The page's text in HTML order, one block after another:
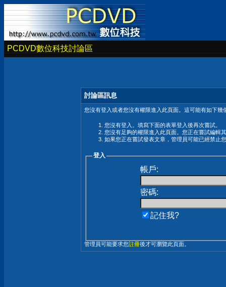
PCDVD數位科技討論區
討論區訊息
您沒有登入或者您沒有權限進入此頁面。這可能有如下幾
您沒有登入。填寫下面的表單登入後再次嘗試。
您沒有足夠的權限進入此頁面。您正在嘗試編輯
如果您正在嘗試發表文章，管理員可能已經禁止
登入
帳戶:
密碼:
記住我?
管理員可能要求您註冊後才可瀏覽此頁面。